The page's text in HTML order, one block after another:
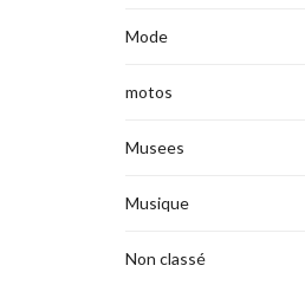
Mode
motos
Musees
Musique
Non classé